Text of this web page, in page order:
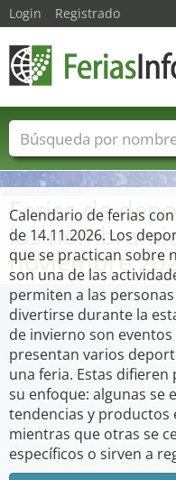
Ferias de
los
noviembre
Calendario de ferias
de 14.11.2026. Los
que se practican sobre
son una de las
permiten a las
divertirse durante la
de invierno son
presentan varios
una feria. Estas
su enfoque: algunas se
tendencias y productos
mientras que otras se
específicos o sirven a
Login Registrado
Nombres de ferias
Sectores de ferias